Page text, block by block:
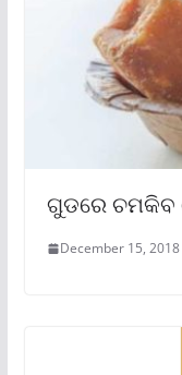
ଗୁଡରେ ଚମକିବ
December 15, 2018